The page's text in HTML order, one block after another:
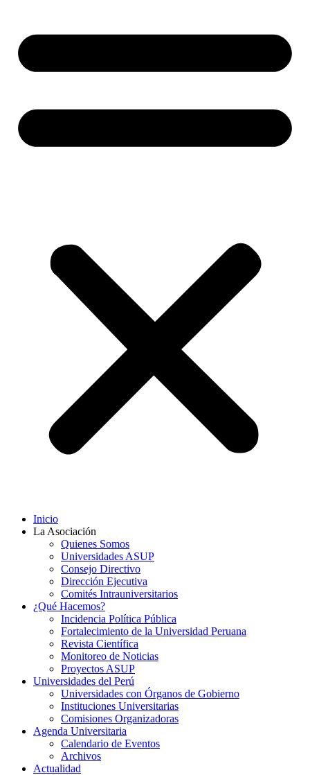
Inicio
La Asociación
Quienes Somos
Universidades ASUP
Consejo Directivo
Dirección Ejecutiva
Comités Intrauniversitarios
¿Qué Hacemos?
Incidencia Política Pública
Fortalecimiento de la Universidad Peruana
Revista Científica
Monitoreo de Noticias
Proyectos ASUP
Universidades del Perú
Universidades con Órganos de Gobierno
Instituciones Universitarias
Comisiones Organizadoras
Agenda Universitaria
Calendario de Eventos
Archivos
Actualidad